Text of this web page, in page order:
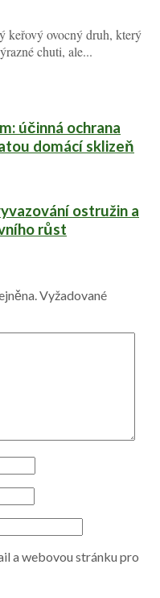
keřový ovocný druh, který
chuti, ale...
účinná ochrana
domácí sklizeň
ostružin a
růst
Vyžadované
a webovou stránku pro